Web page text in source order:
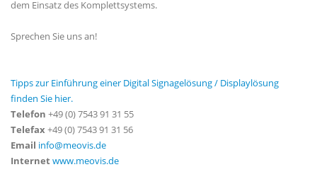
dem Einsatz des Komplettsystems.
Sprechen Sie uns an!
Tipps zur Einführung einer Digital Signagelösung / Displaylösung
finden Sie hier.
Telefon +49 (0) 7543 91 31 55
Telefax +49 (0) 7543 91 31 56
Email info@meovis.de
Internet www.meovis.de